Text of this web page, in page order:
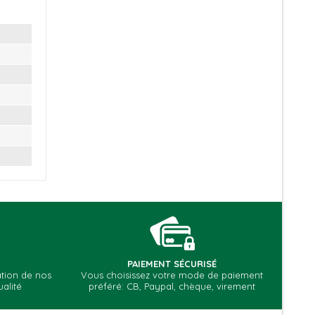
de nos
PAIEMENT SÉCURISÉ
Vous choisissez votre mode de paiement
préféré: CB, Paypal, chèque, virement